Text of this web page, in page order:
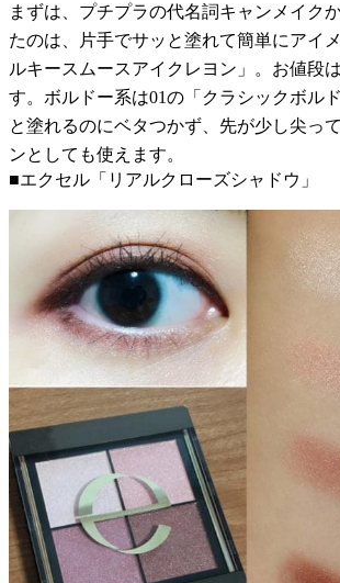
まずは、プチプラの代名詞キャンメイク
たのは、片手でサッと塗れて簡単にアイ
ルキースムースアイクレヨン」。お値段
す。ボルドー系は01の「クラシックボル
と塗れるのにベタつかず、先が少し尖っ
ンとしても使えます。
■エクセル「リアルクローズシャドウ」